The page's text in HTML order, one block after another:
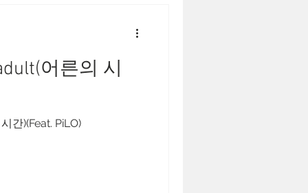
어른의 시
간)(Feat. PiLO)